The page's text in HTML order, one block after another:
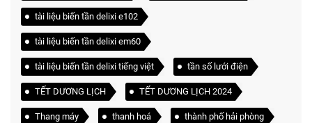
tài liệu biến tần delixi e102
tài liệu biến tần delixi em60
tài liệu biến tần delixi tiếng việt tần số lưới điện
TẾT DƯƠNG LỊCH TẾT DƯƠNG LỊCH 2024
Thang máy thanh hoá thành phố hải phòng